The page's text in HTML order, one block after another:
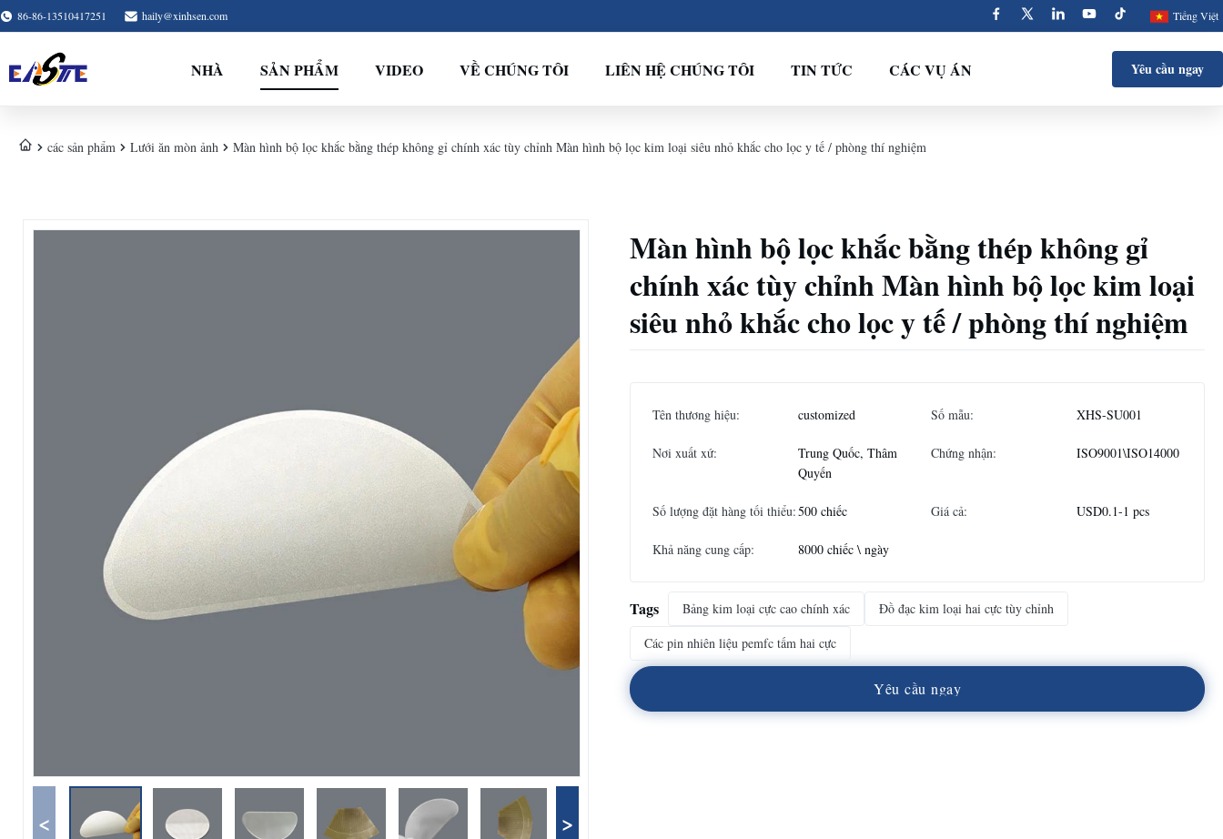
86-86-13510417251 haily@xinhsen.com Tiếng Việt
NHÀ SẢN PHẨM VIDEO VỀ CHÚNG TÔI LIÊN HỆ CHÚNG TÔI TIN TỨC CÁC VỤ ÁN Yêu cầu ngay
các sản phẩm Lưới ăn mòn ảnh Màn hình bộ lọc khắc bằng thép không gỉ chính xác tùy chỉnh Màn hình bộ lọc kim loại siêu nhỏ khắc cho lọc y tế / phòng thí nghiệm
< >
Màn hình bộ lọc khắc bằng thép không gỉ
chính xác tùy chỉnh Màn hình bộ lọc kim loại
siêu nhỏ khắc cho lọc y tế / phòng thí nghiệm
Tên thương hiệu: customized Số mẫu: XHS-SU001
Nơi xuất xứ:
Trung Quốc, Thâm
Quyến
Chứng nhận: ISO9001\ISO14000
Số lượng đặt hàng tối thiểu:500 chiếc Giá cả: USD0.1-1 pcs
Khả năng cung cấp: 8000 chiếc \ ngày
Tags Bảng kim loại cực cao chính xác
Đồ đạc kim loại hai cực tùy chỉnh
Các pin nhiên liệu pemfc tấm hai cực
Yêu cầu ngay